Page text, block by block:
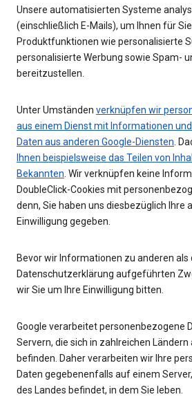
Unsere automatisierten Systeme
(einschließlich E-Mails), um Ihnen für
Produktfunktionen wie personalisierte
personalisierte Werbung sowie Spam-
bereitzustellen.
Unter Umständen verknüpfen wir
aus einem Dienst mit Informationen
Daten aus anderen Google-Diensten.
Ihnen beispielsweise das Teilen von
Bekannten. Wir verknüpfen keine
DoubleClick-Cookies mit
denn, Sie haben uns diesbezüglich Ihre
Einwilligung gegeben.
Bevor wir Informationen zu anderen als
Datenschutzerklärung aufgeführten
wir Sie um Ihre Einwilligung bitten.
Google verarbeitet personenbezogene
Servern, die sich in zahlreichen
befinden. Daher verarbeiten wir Ihre
Daten gegebenenfalls auf einem
des Landes befindet, in dem Sie leben.